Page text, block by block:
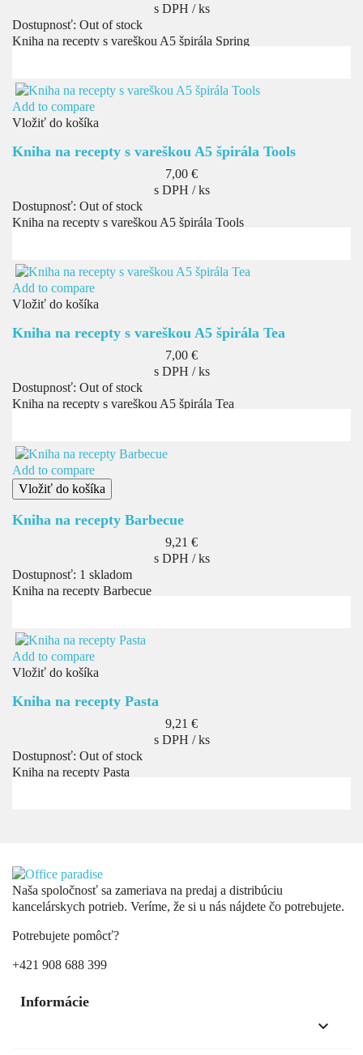
s DPH / ks
Dostupnosť: Out of stock
Kniha na recepty s vareškou A5 špirála Spring
Add to compare
Vložiť do košíka
Kniha na recepty s vareškou A5 špirála Tools
Cena
7,00 €
s DPH / ks
Dostupnosť: Out of stock
Kniha na recepty s vareškou A5 špirála Tools
Add to compare
Vložiť do košíka
Kniha na recepty s vareškou A5 špirála Tea
Cena
7,00 €
s DPH / ks
Dostupnosť: Out of stock
Kniha na recepty s vareškou A5 špirála Tea
Add to compare
Vložiť do košíka
Kniha na recepty Barbecue
Cena
9,21 €
s DPH / ks
Dostupnosť: 1 skladom
Kniha na recepty Barbecue
Add to compare
Vložiť do košíka
Kniha na recepty Pasta
Cena
9,21 €
s DPH / ks
Dostupnosť: Out of stock
Kniha na recepty Pasta
Naša spoločnosť sa zameriava na predaj a distribúciu
kancelárskych potrieb. Veríme, že si u nás nájdete čo potrebujete.
Potrebujete pomôcť?
+421 908 688 399
Informácie
keyboard_arrow_down